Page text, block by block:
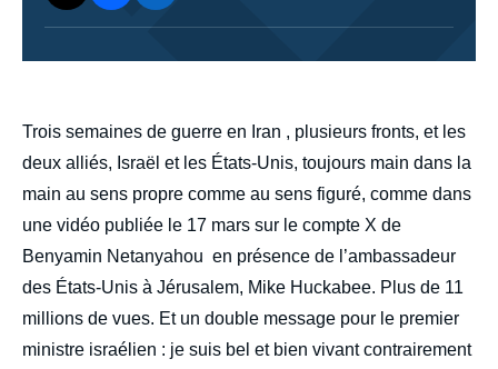
body
Trois semaines de guerre en Iran , plusieurs fronts, et les
deux alliés, Israël et les États-Unis, toujours main dans la
main au sens propre comme au sens figuré, comme dans
une vidéo publiée le 17 mars sur le compte X de
Benyamin Netanyahou en présence de l’ambassadeur
des États-Unis à Jérusalem, Mike Huckabee. Plus de 11
millions de vues. Et un double message pour le premier
ministre israélien : je suis bel et bien vivant contrairement